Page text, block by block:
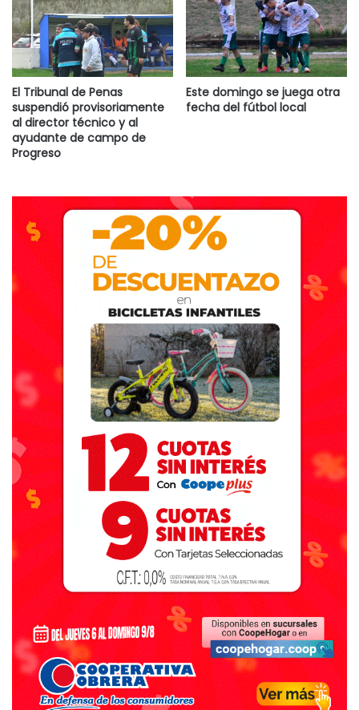
El Tribunal de Penas
suspendió provisoriamente
al director técnico y al
ayudante de campo de
Progreso
Este domingo se juega otra
fecha del fútbol local